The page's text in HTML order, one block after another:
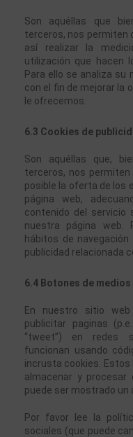
Son aquéllas que
terceros, nos permiten
así realizar la
utilización que hacen
Para ello se analiza su
con el fin de mejorar la
le ofrecemos.
6.3 Cookies de
Son aquéllas que,
terceros, nos
posible la oferta de los
página web,
contenido del servicio
nuestra página web.
hábitos de
publicidad relacionada
6.4 Botones de
En nuestro sitio
publicitar paginas
“tweet”) en redes
funcionan usando
incrusta cookies.
almacenar y
puede ser mostrado un
Por favor lee la
sociales (que puede